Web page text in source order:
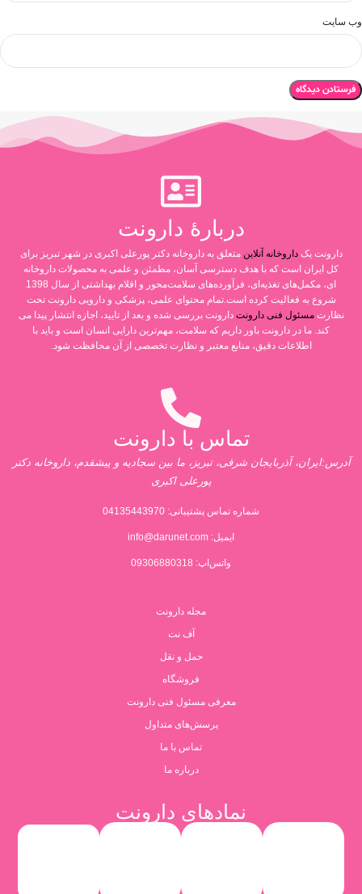
وب‌ سایت
دربارۀ دارونت
دارونت یکداروخانه آنلاین متعلق به داروخانه دکتر پورعلی اکبری در شهر تبریز برای
کل ایران است که با هدف دسترسی آسان، مطمئن و علمی به محصولات داروخانه
ای، مکمل‌های تغذیه‌ای، فرآورده‌های سلامت‌محور و اقلام بهداشتی از سال 1398
شروع به فعالیت کرده است.تمام محتوای علمی، پزشکی و دارویی دارونت تحت
نظارتمسئول فنی دارونت دارونت بررسی شده و بعد از تایید، اجازه انتشار پیدا می
کند. ما در دارونت باور داریم که سلامت، مهم‌ترین دارایی انسان است و باید با
اطلاعات دقیق، منابع معتبر و نظارت تخصصی از آن محافظت شود.
تماس با دارونت
آدرس:ایران، آذربایجان شرقی، تبریز، ما بین سجادیه و پیشقدم، داروخانه دکتر
پورعلی اکبری
شماره تماس پشتیبانی: 04135443970
ایمیل: info@darunet.com
واتس‌اپ: 09306880318
مجله دارونت
آف نت
حمل و نقل
فروشگاه
معرفی مسئول فنی دارونت
پرسش‌های متداول
تماس با ما
درباره ما
نمادهای دارونت